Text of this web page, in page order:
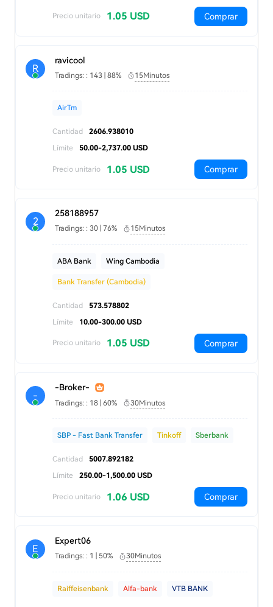
Precio unitario 1.05 USD Comprar
R
ravicool
Tradings: : 143 | 88% 15Minutos
AirTm
Cantidad
2606.938010
Límite
50.00-2,737.00 USD
Precio unitario 1.05 USD Comprar
2
258188957
Tradings: : 30 | 76% 15Minutos
ABA Bank Wing Cambodia
Bank Transfer (Cambodia)
Cantidad
573.578802
Límite
10.00-300.00 USD
Precio unitario 1.05 USD Comprar
-
-Broker-
Tradings: : 18 | 60% 30Minutos
SBP - Fast Bank Transfer Tinkoff Sberbank
Cantidad
5007.892182
Límite
250.00-1,500.00 USD
Precio unitario 1.06 USD Comprar
E
Expert06
Tradings: : 1 | 50% 30Minutos
Raiffeisenbank Alfa-bank VTB BANK